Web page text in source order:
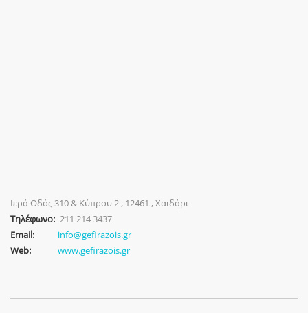
Ιερά Οδός 310 & Κύπρου 2 , 12461 , Χαιδάρι
Τηλέφωνο:211 214 3437
Email:
info@gefirazois.gr
Web:
www.gefirazois.gr